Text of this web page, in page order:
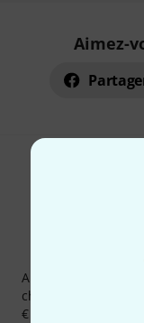
Aimez-
Abonnez-vous à la
chance, gagnez
€ chacun!